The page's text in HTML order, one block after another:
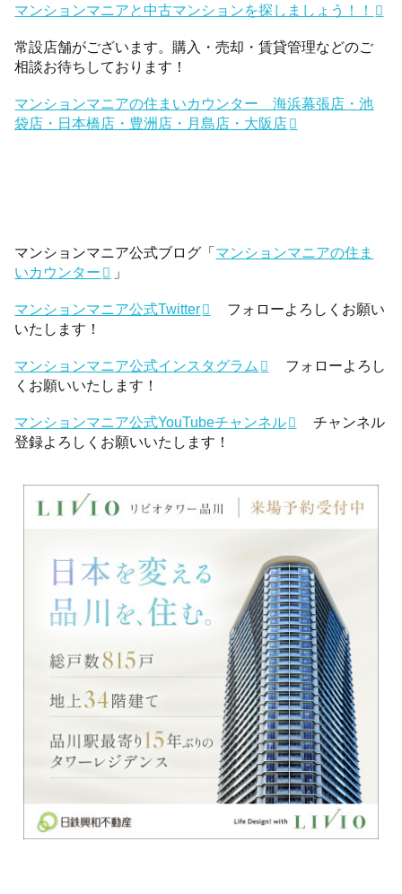
マンションマニアと中古マンションを探しましょう！！
常設店舗がございます。購入・売却・賃貸管理などのご
相談お待ちしております！
マンションマニアの住まいカウンター 海浜幕張店・池
袋店・日本橋店・豊洲店・月島店・大阪店
マンションマニア公式ブログ「マンションマニアの住ま
いカウンター
」
マンションマニア公式Twitter
フォローよろしくお願い
いたします！
マンションマニア公式インスタグラム
フォローよろし
くお願いいたします！
マンションマニア公式YouTubeチャンネル
チャンネル
登録よろしくお願いいたします！